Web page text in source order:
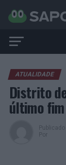
ATUALIDADE
Distrito
último
Publicado
Por